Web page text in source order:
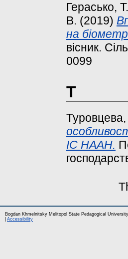
Герасько,
В. (2019)
на
вісник.
0099
Т
ІС НААН.
Bogdan Khmelnitsky Melitopol State Pedagogical
Accessibility